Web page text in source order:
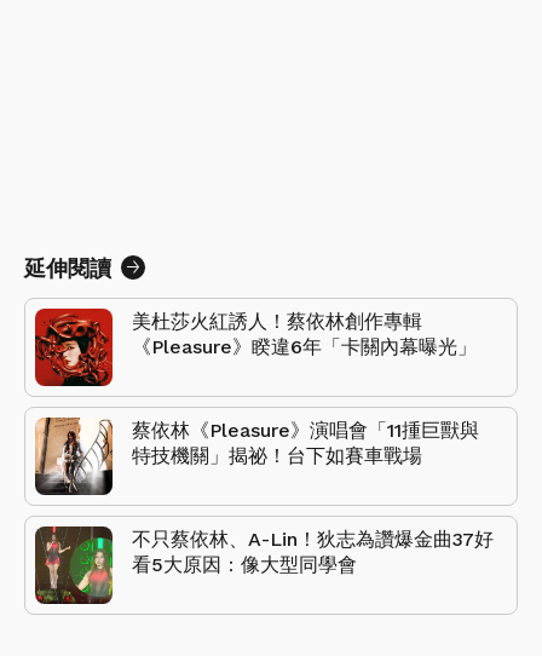
延伸閱讀
美杜莎火紅誘人！蔡依林創作專輯
《Pleasure》睽違6年「卡關內幕曝光」
蔡依林《Pleasure》演唱會「11揰巨獸與
特技機關」揭祕！台下如賽車戰場
不只蔡依林、A-Lin！狄志為讚爆金曲37好
看5大原因：像大型同學會